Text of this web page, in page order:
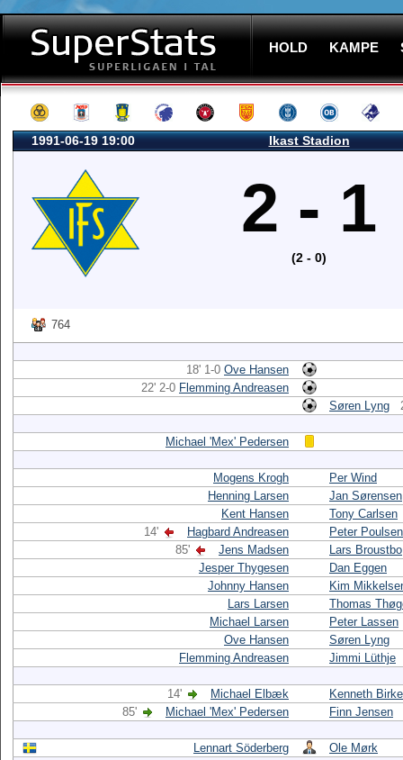
HOLD KAMPE
1991-06-19 19:00 Ikast Stadion
2 - 1
(2 - 0)
764
18' 1-0 Ove Hansen
22' 2-0 Flemming Andreasen
Søren Lyng
Michael 'Mex' Pedersen
Mogens Krogh
Per Wind
Henning Larsen
Jan Sørensen
Kent Hansen
Tony Carlsen
14'
Hagbard Andreasen
Peter Poulsen
85'
Jens Madsen
Lars Broustbo
Jesper Thygesen
Dan Eggen
Johnny Hansen
Kim
Lars Larsen
Thomas
Michael Larsen
Peter Lassen
Ove Hansen
Søren Lyng
Flemming Andreasen
Jimmi Lüthje
14' Michael Elbæk
Kenneth
85'
Michael 'Mex' Pedersen Finn Jensen
Lennart Söderberg Ole Mørk